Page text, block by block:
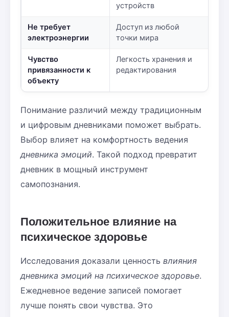
устройств
Не требует
электроэнергии
Доступ из любой
точки мира
Чувство
привязанности к
объекту
Легкость хранения и
редактирования
Понимание различий между традиционным
и цифровым дневниками поможет выбрать.
Выбор влияет на комфортность ведения
дневника эмоций. Такой подход превратит
дневник в мощный инструмент
самопознания.
Положительное влияние на
психическое здоровье
Исследования доказали ценность влияния
дневника эмоций на психическое здоровье.
Ежедневное ведение записей помогает
лучше понять свои чувства. Это